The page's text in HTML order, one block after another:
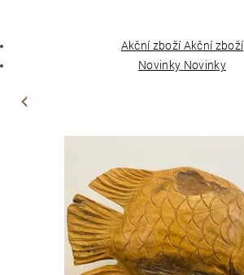
Akční zboží Akční zboží
Novinky Novinky